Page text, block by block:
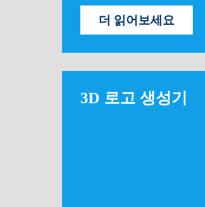
더 읽어보세요
3D 로고 생성기